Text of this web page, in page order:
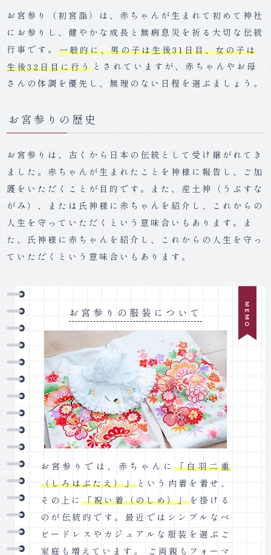
お宮参り（初宮詣）は、赤ちゃんが生まれて初めて神社
にお参りし、健やかな成長と無病息災を祈る大切な伝統
行事です。
一般的に、男の子は生後31日目、女の子は
生後32日目に行う とされていますが、赤ちゃんやお母
さんの体調を優先し、無理のない日程を選ぶましょう。
お宮参りの歴史
お宮参りは、古くから日本の伝統として受け継がれてき
ました。赤ちゃんが生まれたことを神様に報告し、ご加
護をいただくことが目的です。また、産土神（うぶすな
がみ）、または氏神様に赤ちゃんを紹介し、これからの
人生を守っていただくという意味合いもあります。ま
た、氏神様に赤ちゃんを紹介し、これからの人生を守っ
ていただくという意味合いもあります。
お宮参りの服装について
お宮参りでは、赤ちゃんに「白羽二重
（しろはぶたえ）」という内着を着せ、
その上に「祝い着（のしめ）」を掛ける
のが伝統的です。最近ではシンプルなベ
ビードレスやカジュアルな服装を選ぶご
家庭も増えています。 ご両親もフォーマ